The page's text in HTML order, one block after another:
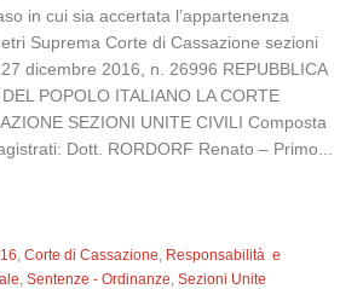
in cui sia accertata l’appartenenza
Suprema Corte di Cassazione sezioni
dicembre 2016, n. 26996 REPUBBLICA
POPOLO ITALIANO LA CORTE
SEZIONI UNITE CIVILI Composta
Dott. RORDORF Renato – Primo...
,Corte di Cassazione, Responsabilità e
,Sentenze - Ordinanze,Sezioni Unite